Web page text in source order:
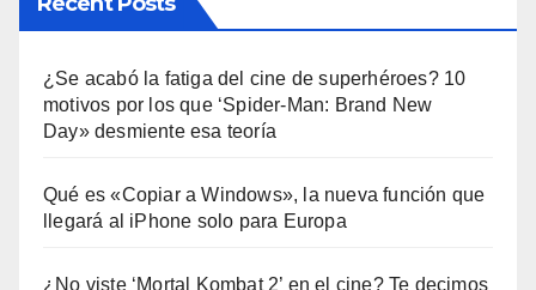
¿Se acabó la fatiga del cine de superhéroes? 10
motivos por los que ‘Spider-Man: Brand New
Day» desmiente esa teoría
Qué es «Copiar a Windows», la nueva función que
llegará al iPhone solo para Europa
¿No viste ‘Mortal Kombat 2’ en el cine? Te decimos